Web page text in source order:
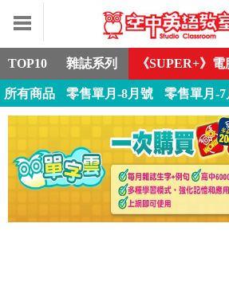
TOP10 雜誌系列 《SUPER+》
所有商品 零售單月-8月號 零售單月-7